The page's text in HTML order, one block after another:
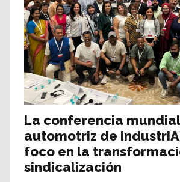
La conferencia mundial
automotriz de
foco en la
sindicalización